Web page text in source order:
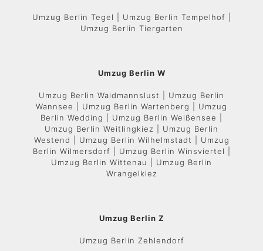
Umzug Berlin Tegel | Umzug Berlin Tempelhof |
Umzug Berlin Tiergarten
Umzug Berlin W
Umzug Berlin Waidmannslust | Umzug Berlin
Wannsee | Umzug Berlin Wartenberg | Umzug
Berlin Wedding | Umzug Berlin Weißensee |
Umzug Berlin Weitlingkiez | Umzug Berlin
Westend | Umzug Berlin Wilhelmstadt | Umzug
Berlin Wilmersdorf | Umzug Berlin Winsviertel |
Umzug Berlin Wittenau | Umzug Berlin
Wrangelkiez
Umzug Berlin Z
Umzug Berlin Zehlendorf